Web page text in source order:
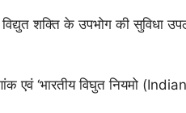
शक्ति के उपभोग की सुविधा
एवं ‘भारतीय विघुत नियमो